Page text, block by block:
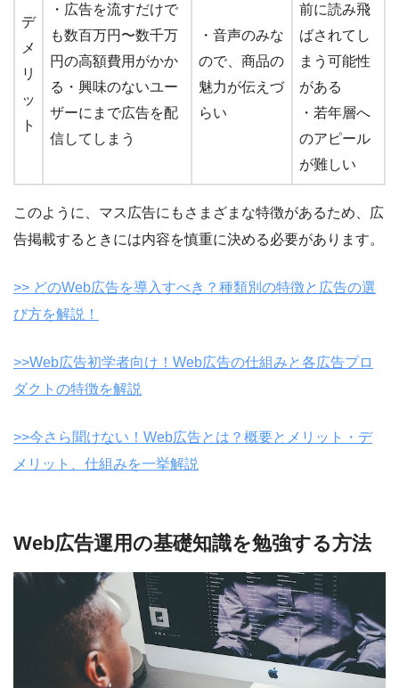
デ
メ
リ
ッ
ト
・広告を流すだけで
も数百万円〜数千万
円の高額費用がかか
る・興味のないユー
ザーにまで広告を配
信してしまう
・音声のみな
ので、商品の
魅力が伝えづ
らい
前に読み飛
ばされてし
まう可能性
がある
・若年層へ
のアピール
が難しい
このように、マス広告にもさまざまな特徴があるため、広
告掲載するときには内容を慎重に決める必要があります。
>> どのWeb広告を導入すべき？種類別の特徴と広告の選
び方を解説！
>>Web広告初学者向け！Web広告の仕組みと各広告プロ
ダクトの特徴を解説
>>今さら聞けない！Web広告とは？概要とメリット・デ
メリット、仕組みを一挙解説
Web広告運用の基礎知識を勉強する方法